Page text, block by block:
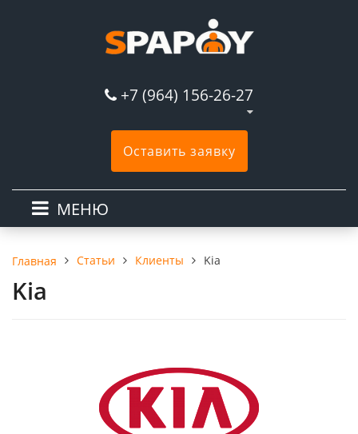
+7 (964) 156-26-27
Оставить заявку
МЕНЮ
Главная Статьи Клиенты Kia
Kia